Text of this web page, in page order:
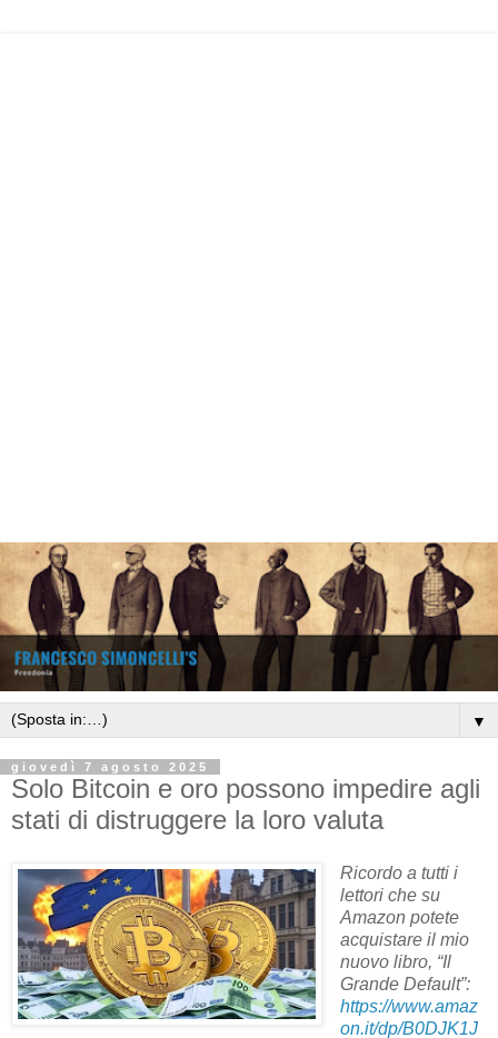
▼
giovedì 7 agosto 2025
Solo Bitcoin e oro possono impedire agli
stati di distruggere la loro valuta
Ricordo a tutti i
lettori che su
Amazon potete
acquistare il mio
nuovo libro, “Il
Grande Default”:
https://www.amaz
on.it/dp/B0DJK1J